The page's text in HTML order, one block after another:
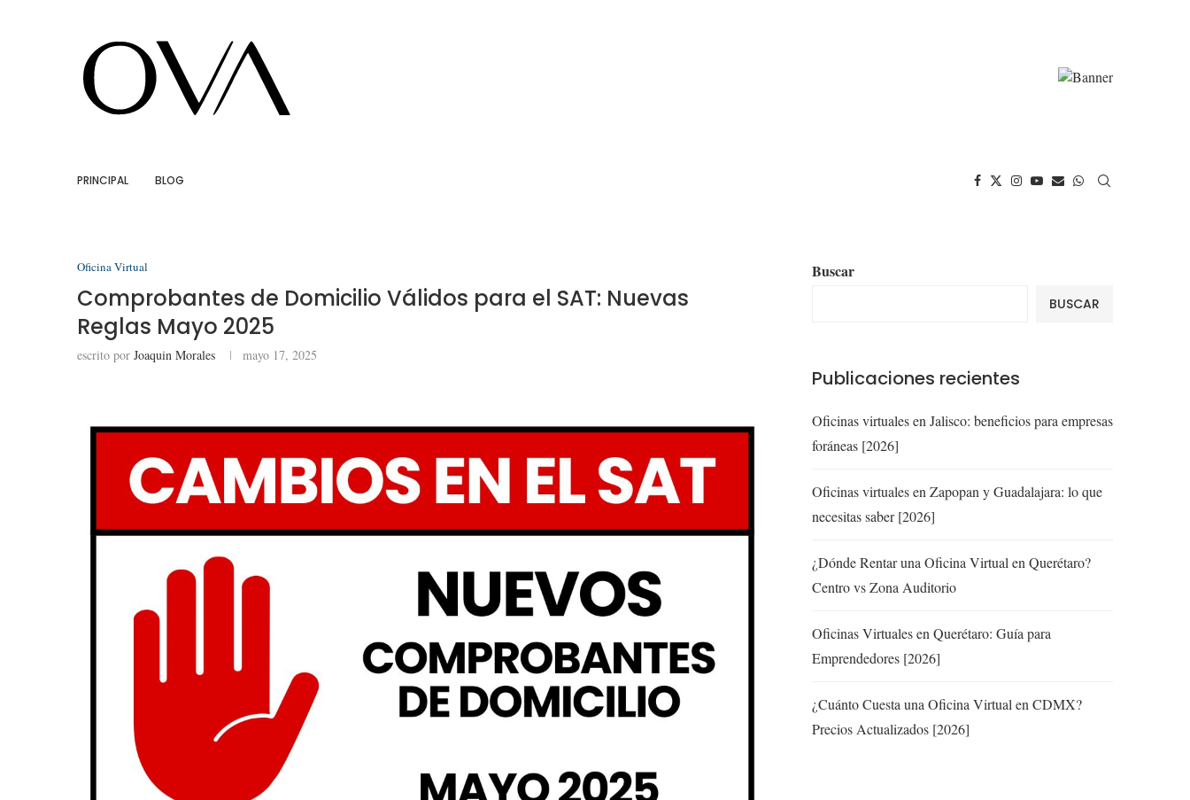
PRINCIPAL BLOG
Oficina Virtual
Comprobantes de Domicilio Válidos para el SAT: Nuevas
Reglas Mayo 2025
escrito por Joaquin Morales mayo 17, 2025
Buscar
BUSCAR
Publicaciones recientes
Oficinas virtuales en Jalisco: beneficios para empresas
foráneas [2026]
Oficinas virtuales en Zapopan y Guadalajara: lo que
necesitas saber [2026]
¿Dónde Rentar una Oficina Virtual en Querétaro?
Centro vs Zona Auditorio
Oficinas Virtuales en Querétaro: Guía para
Emprendedores [2026]
¿Cuánto Cuesta una Oficina Virtual en CDMX?
Precios Actualizados [2026]